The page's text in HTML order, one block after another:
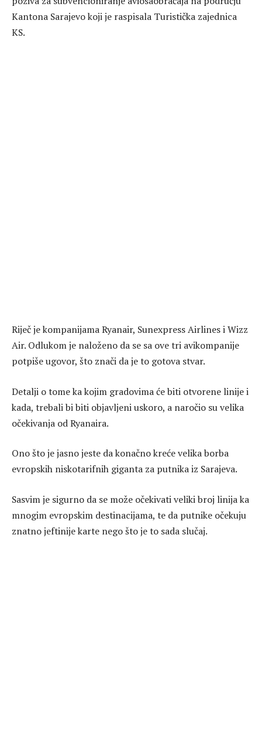
Kantona Sarajevo koji je raspisala Turistička zajednica
KS.
Riječ je kompanijama Ryanair, Sunexpress Airlines i Wizz
Air. Odlukom je naloženo da se sa ove tri avikompanije
potpiše ugovor, što znači da je to gotova stvar.
Detalji o tome ka kojim gradovima će biti otvorene linije i
kada, trebali bi biti objavljeni uskoro, a naročio su velika
očekivanja od Ryanaira.
Ono što je jasno jeste da konačno kreće velika borba
evropskih niskotarifnih giganta za putnika iz Sarajeva.
Sasvim je sigurno da se može očekivati veliki broj linija ka
mnogim evropskim destinacijama, te da putnike očekuju
znatno jeftinije karte nego što je to sada slučaj.